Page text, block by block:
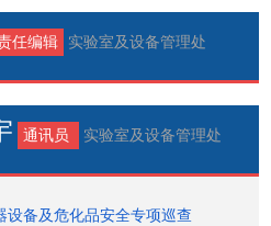
任编辑 实验室及设备管理处
通讯员 实验室及设备管理处
设备及危化品安全专项巡查